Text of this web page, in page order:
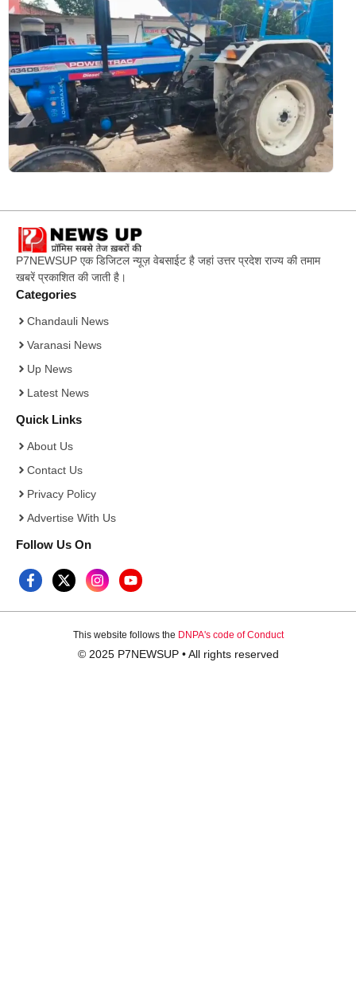
P7NEWSUP एक डिजिटल न्यूज़ वेबसाईट है जहां उत्तर प्रदेश राज्य की तमाम
खबरें प्रकाशित की जाती है।
Categories
Chandauli News
Varanasi News
Up News
Latest News
Quick Links
About Us
Contact Us
Privacy Policy
Advertise With Us
Follow Us On
This website follows the DNPA's code of Conduct
© 2025 P7NEWSUP • All rights reserved